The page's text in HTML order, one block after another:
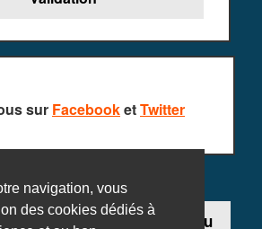
navigation, vous
des cookies dédiés à
sur FacebooketTwitter
Contact Ajouter un jeu